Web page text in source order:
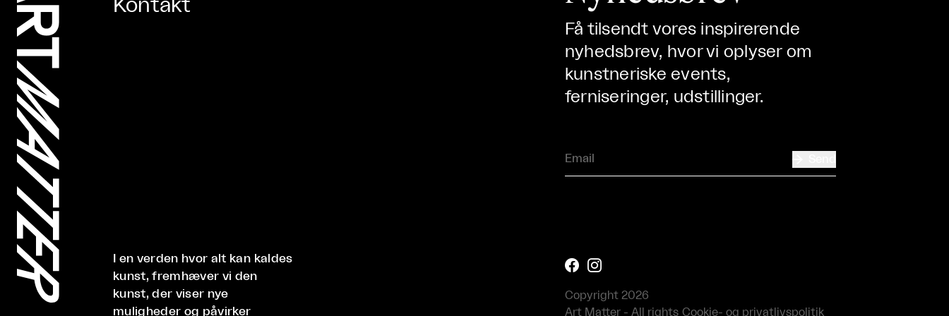
Kontakt
I en verden hvor alt kan kaldes
kunst, fremhæver vi den
kunst, der viser nye
muligheder og påvirker
Få tilsendt vores inspirerende
nyhedsbrev, hvor vi oplyser om
kunstneriske events,
ferniseringer, udstillinger.
 
Copyright 2026
Art Matter - All rights Cookie- og privatlivspolitik